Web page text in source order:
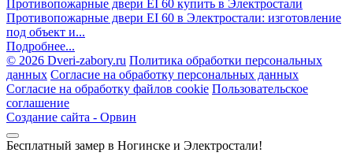
Противопожарные двери EI 60 купить в Электростали
Противопожарные двери EI 60 в Электростали: изготовление
под объект и...
Подробнее...
© 2026 Dveri-zabory.ru Политика обработки персональных
данных Согласие на обработку персональных данных
Согласие на обработку файлов cookie Пользовательское
соглашение
Создание сайта - Орвин
Бесплатный замер в Ногинске и Электростали!